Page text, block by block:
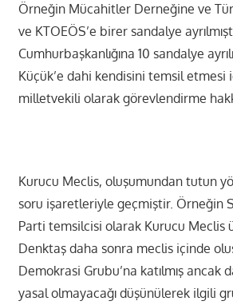
Örneğin Mücahitler Derneğine ve
ve KTOEÖS’e birer sandalye
Cumhurbaşkanlığına 10 sandalye
Küçük’e dahi kendisini temsil etmesi
milletvekili olarak görevlendirme
Kurucu Meclis, oluşumundan tutun
soru işaretleriyle geçmiştir. Örneğin
Parti temsilcisi olarak Kurucu Meclis
Denktaş daha sonra meclis içinde
Demokrasi Grubu’na katılmış ancak
yasal olmayacağı düşünülerek ilgili